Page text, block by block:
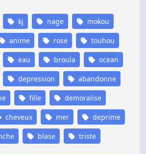
kj nage mokou
anime rose touhou
eau broula ocean
depression abandonne
fille demoralise
cheveux mer deprime
blase triste